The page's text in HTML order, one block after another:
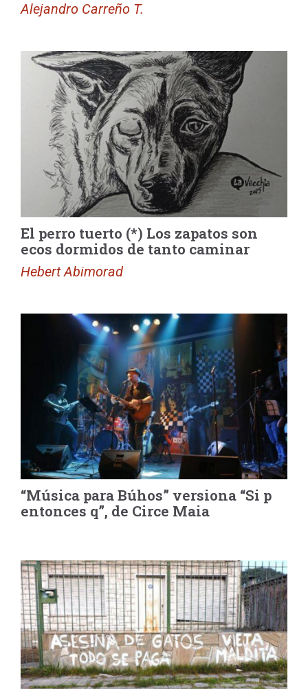
Alejandro Carreño T.
El perro tuerto (*) Los zapatos son
ecos dormidos de tanto caminar
Hebert Abimorad
“Música para Búhos” versiona “Si p
entonces q”, de Circe Maia